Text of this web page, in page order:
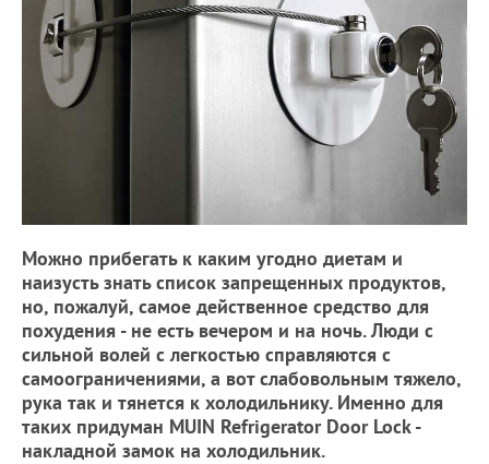
Можно прибегать к каким угодно диетам и
наизусть знать список запрещенных продуктов,
но, пожалуй, самое действенное средство для
похудения - не есть вечером и на ночь. Люди с
сильной волей с легкостью справляются с
самоограничениями, а вот слабовольным тяжело,
рука так и тянется к холодильнику. Именно для
таких придуман MUIN Refrigerator Door Lock -
накладной замок на холодильник.